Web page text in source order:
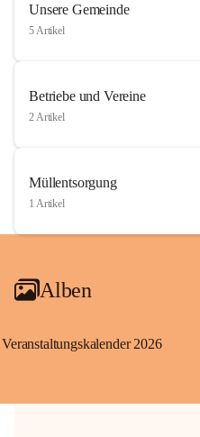
Unsere Gemeinde
5 Artikel
Betriebe und Vereine
2 Artikel
Müllentsorgung
1 Artikel
Alben
Veranstaltungskalender 2026